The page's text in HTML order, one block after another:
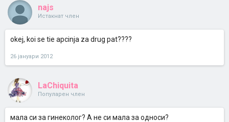
najs
Истакнат член
okej, koi se tie apcinja za drug pat????
26 јануари 2012
LaChiquita
Популарен член
мала си за гинеколог? А не си мала за односи?